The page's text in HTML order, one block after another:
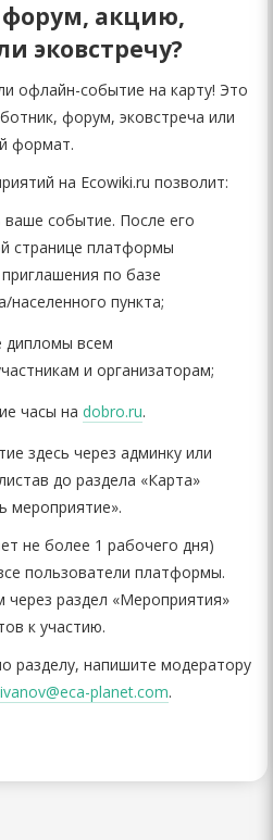
форум, акцию,
эковстречу?
офлайн-событие на карту! Это
форум, эковстреча или
формат.
на Ecowiki.ru позволит:
ваше событие. После его
странице платформы
по базе
населенного пункта;
дипломы всем
и организаторам;
часы на dobro.ru.
здесь через админку или
до раздела «Карта»
мероприятие».
не более 1 рабочего дня)
пользователи платформы.
раздел «Мероприятия»
к участию.
разделу, напишите модератору
planet.com.